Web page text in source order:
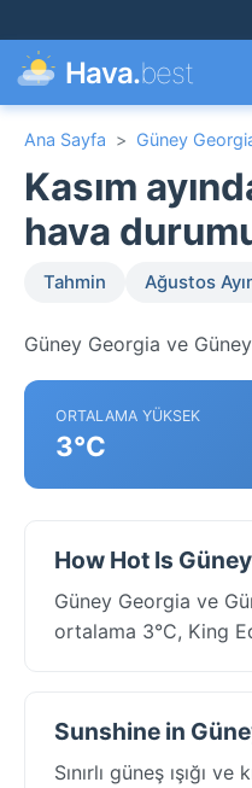
Hava.best
Ana Sayfa > Güney
Kasım
hava
Tahmin Ağustos
Güney Georgia ve
ORTALAMA YÜKSEK
3°C
How Hot Is
Güney Georgia ve
ortalama 3°C, King
Sunshine in
Sınırlı güneş ışığı